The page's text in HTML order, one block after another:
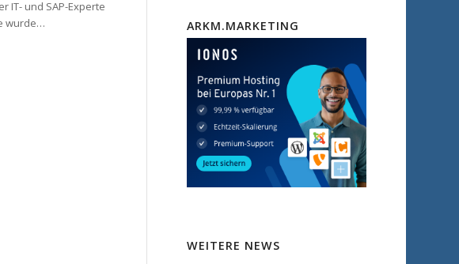
IT- und SAP-Experte
wurde…
ARKM.MARKETING
WEITERE NEWS